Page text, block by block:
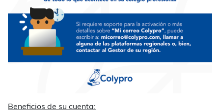
Beneficios de su cuenta: